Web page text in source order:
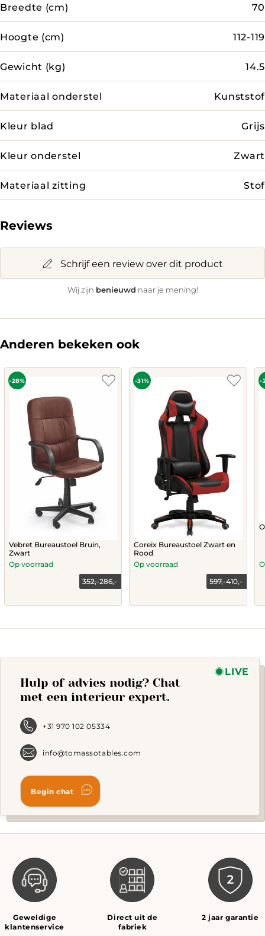
Breedte (cm) 70
Hoogte (cm) 112-119
Gewicht (kg) 14.5
Materiaal onderstel Kunststof
Kleur blad Grijs
Kleur onderstel Zwart
Materiaal zitting Stof
Reviews
Schrijf een review over dit product
Wij zijn benieuwd naar je mening!
Anderen bekeken ook
-28%
Vebret Bureaustoel Bruin,
Zwart
352,-286,-
Op voorraad
This
The
may
chosen
the
product
page
-31%
Coreix Bureaustoel Zwart en
Rood
410,-
Current
597,-
Original
Op voorraad
-
Hulp of advies nodig? Chat
met een interieur expert.
+31 970 102 05334
info@tomassotables.com
LIVE
Geweldige
klantenservice
Direct uit de
fabriek
2 jaar garantie